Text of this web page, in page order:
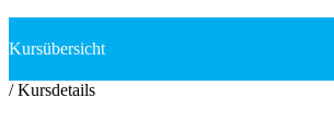
/Kursdetails